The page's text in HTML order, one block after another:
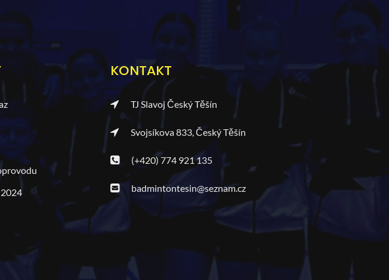
KONTAKT
TJ Slavoj Český Těšín
Svojsíkova 833, Český Těšín
(+420) 774 921 135
badmintontesin@seznam.cz